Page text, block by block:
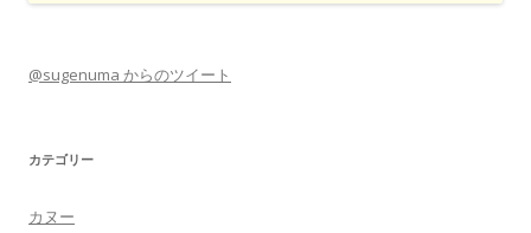
@sugenuma からのツイート
カテゴリー
カヌー